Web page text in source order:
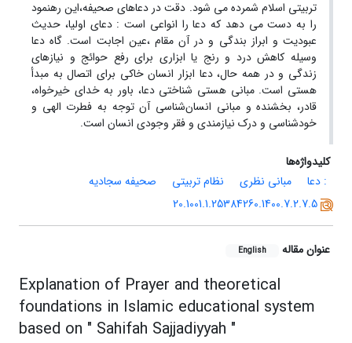
تربیتی اسلام شمرده می شود. دقت در دعاهای صحیفه،این رهنمود
را به دست می دهد که دعا را انواعی است : دعای اولیا، حدیث
عبودیت و ابراز بندگی و در آن مقام ،عین اجابت است. گاه دعا
وسیله کاهش درد و رنج یا ابزاری برای رفع حوائج و نیازهای
زندگی و در همه حال، دعا ابزار انسان خاکی برای اتصال به مبدأ
هستی است. مبانی هستی شناختی دعا، باور به خدای خیرخواه،
قادر، بخشنده و مبانی انسان‌شناسی آن توجه به فطرت الهی و
خودشناسی و درک نیازمندی و فقر وجودی انسان است.
کلیدواژه‌ها
: دعا
مبانی نظری نظام تربیتی
صحیفه سجادیه
20.1001.1.25384260.1400.7.2.7.5
عنوان مقاله English
Explanation of Prayer and theoretical
foundations in Islamic educational system
based on " Sahifah Sajjadiyyah "